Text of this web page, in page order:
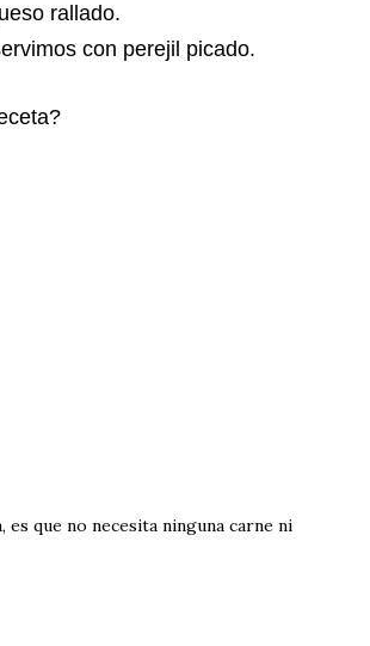
rallado.
con perejil picado.
que no necesita ninguna carne ni